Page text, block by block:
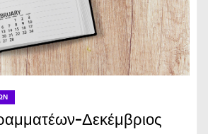
Δεκέμβριος